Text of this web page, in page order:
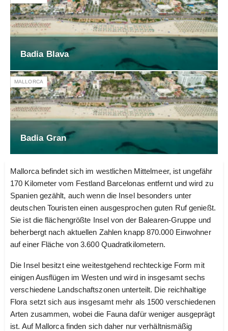
Badia Blava
MALLORCA
Badia Gran
Mallorca befindet sich im westlichen Mittelmeer, ist ungefähr
170 Kilometer vom Festland Barcelonas entfernt und wird zu
Spanien gezählt, auch wenn die Insel besonders unter
deutschen Touristen einen ausgesprochen guten Ruf genießt.
Sie ist die flächengrößte Insel von der Balearen-Gruppe und
beherbergt nach aktuellen Zahlen knapp 870.000 Einwohner
auf einer Fläche von 3.600 Quadratkilometern.
Die Insel besitzt eine weitestgehend rechteckige Form mit
einigen Ausflügen im Westen und wird in insgesamt sechs
verschiedene Landschaftszonen unterteilt. Die reichhaltige
Flora setzt sich aus insgesamt mehr als 1500 verschiedenen
Arten zusammen, wobei die Fauna dafür weniger ausgeprägt
ist. Auf Mallorca finden sich daher nur verhältnismäßig